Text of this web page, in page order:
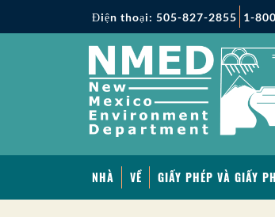
Điện thoại: 505-827-2855 1-
NHÀ VỀ GIẤY PHÉP VÀ GIẤY